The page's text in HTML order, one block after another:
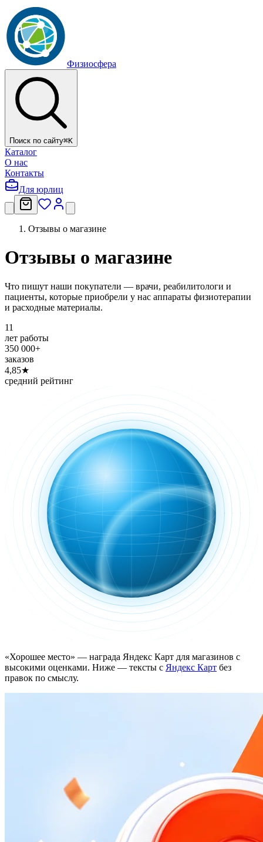
Физиосфера
Поиск по сайту⌘K
Каталог
О нас
Контакты
Для юрлиц
Отзывы о магазине
Отзывы о магазине
Что пишут наши покупатели — врачи, реабилитологи и
пациенты, которые приобрели у нас аппараты физиотерапии
и расходные материалы.
11
лет работы
350 000+
заказов
4,85★
средний рейтинг
«Хорошее место» — награда Яндекс Карт для магазинов с
высокими оценками. Ниже — тексты с Яндекс Карт без
правок по смыслу.